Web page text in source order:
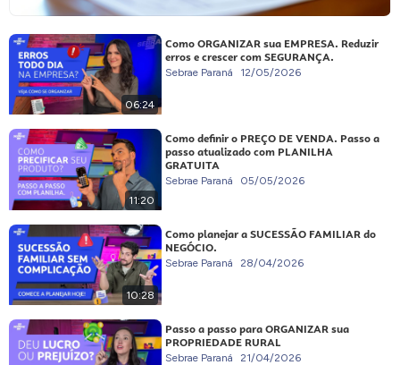
06:24
Como ORGANIZAR sua EMPRESA. Reduzir
erros e crescer com SEGURANÇA.
Sebrae Paraná 12/05/2026
11:20
Como definir o PREÇO DE VENDA. Passo a
passo atualizado com PLANILHA
GRATUITA
Sebrae Paraná 05/05/2026
10:28
Como planejar a SUCESSÃO FAMILIAR do
NEGÓCIO.
Sebrae Paraná 28/04/2026
Passo a passo para ORGANIZAR sua
PROPRIEDADE RURAL
Sebrae Paraná 21/04/2026